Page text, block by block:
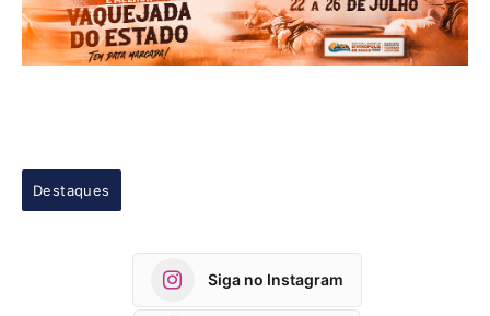
Destaques
Siga no Instagram